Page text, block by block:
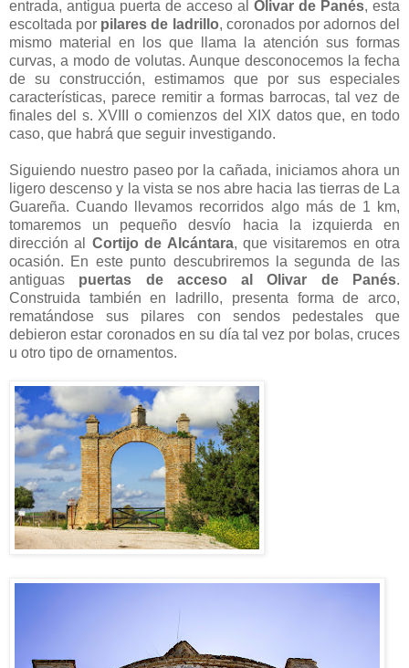
entrada, antigua puerta de acceso al Olivar de Panés, esta
escoltada por pilares de ladrillo, coronados por adornos del
mismo material en los que llama la atención sus formas
curvas, a modo de volutas. Aunque desconocemos la fecha
de su construcción, estimamos que por sus especiales
características, parece remitir a formas barrocas, tal vez de
finales del s. XVIII o comienzos del XIX datos que, en todo
caso, que habrá que seguir investigando.
Siguiendo nuestro paseo por la cañada, iniciamos ahora un
ligero descenso y la vista se nos abre hacia las tierras de La
Guareña. Cuando llevamos recorridos algo más de 1 km,
tomaremos un pequeño desvío hacia la izquierda en
dirección al Cortijo de Alcántara, que visitaremos en otra
ocasión. En este punto descubriremos la segunda de las
antiguas puertas de acceso al Olivar de Panés.
Construida también en ladrillo, presenta forma de arco,
rematándose sus pilares con sendos pedestales que
debieron estar coronados en su día tal vez por bolas, cruces
u otro tipo de ornamentos.